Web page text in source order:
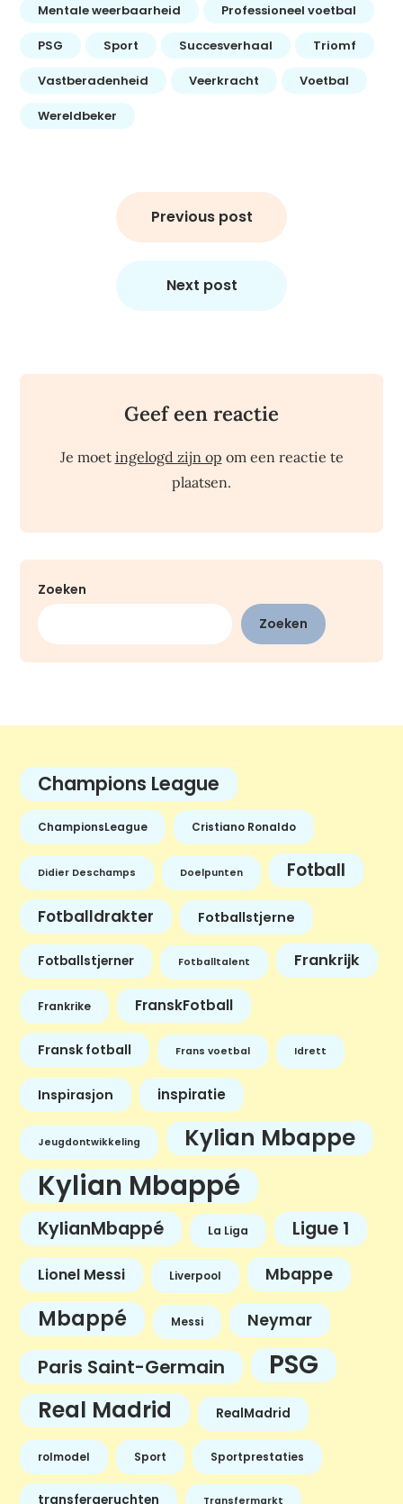
Mentale weerbaarheid Professioneel voetbal
PSG Sport Succesverhaal Triomf
Vastberadenheid Veerkracht Voetbal
Wereldbeker
Previous post
Next post
Geef een reactie
Je moet ingelogd zijn op om een reactie te
plaatsen.
Zoeken
Zoeken
Champions League
ChampionsLeague Cristiano Ronaldo
Didier Deschamps Doelpunten Fotball
Fotballdrakter Fotballstjerne
Fotballstjerner Fotballtalent Frankrijk
Frankrike FranskFotball
Fransk fotball Frans voetbal Idrett
Inspirasjon inspiratie
Jeugdontwikkeling Kylian Mbappe
Kylian Mbappé
KylianMbappé La Liga Ligue 1
Lionel Messi Liverpool Mbappe
Mbappé Messi Neymar
Paris Saint-Germain PSG
Real Madrid RealMadrid
rolmodel Sport Sportprestaties
transfergeruchten Transfermarkt